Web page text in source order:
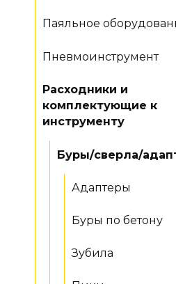
Паяльное
Пневмоинструмент
Расходники и
комплектующие к
инструменту
Буры/сверла/
Адаптеры
Буры по бетону
Зубила